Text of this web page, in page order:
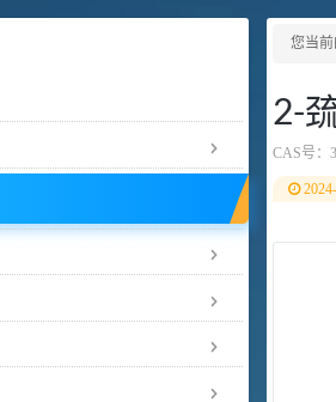
您当
2-
CAS号：